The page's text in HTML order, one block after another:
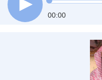
00:00